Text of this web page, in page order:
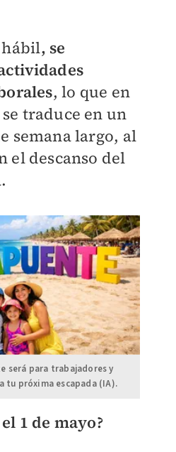
hábil, se
, lo que en
traduce en un
semana largo, al
el descanso del
será para trabajadores y
tu próxima escapada (IA).
1 de mayo?